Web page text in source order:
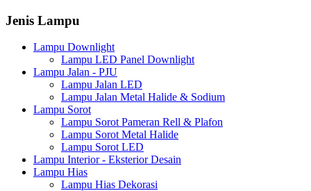
Jenis Lampu
Lampu Downlight
Lampu LED Panel Downlight
Lampu Jalan - PJU
Lampu Jalan LED
Lampu Jalan Metal Halide & Sodium
Lampu Sorot
Lampu Sorot Pameran Rell & Plafon
Lampu Sorot Metal Halide
Lampu Sorot LED
Lampu Interior - Eksterior Desain
Lampu Hias
Lampu Hias Dekorasi